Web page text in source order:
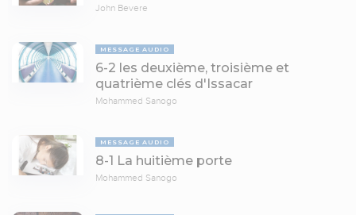
John Bevere
MESSAGE AUDIO
6-2 les deuxième, troisième et
quatrième clés d'Issacar
Mohammed Sanogo
MESSAGE AUDIO
8-1 La huitième porte
Mohammed Sanogo